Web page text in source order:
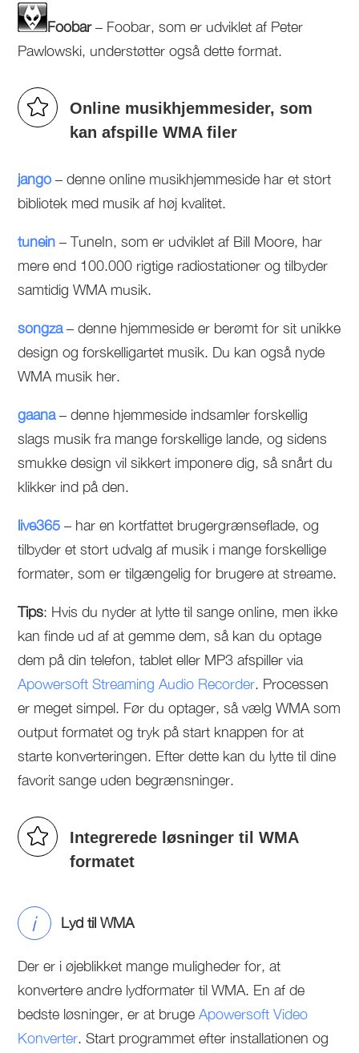
Foobar– Foobar, som er udviklet af Peter
Pawlowski, understøtter også dette format.
Online musikhjemmesider, som
kan afspille WMA filer
jango – denne online musikhjemmeside har et stort
bibliotek med musik af høj kvalitet.
tunein– TuneIn, som er udviklet af Bill Moore, har
mere end 100.000 rigtige radiostationer og tilbyder
samtidig WMA musik.
songza– denne hjemmeside er berømt for sit unikke
design og forskelligartet musik. Du kan også nyde
WMA musik her.
gaana– denne hjemmeside indsamler forskellig
slags musik fra mange forskellige lande, og sidens
smukke design vil sikkert imponere dig, så snårt du
klikker ind på den.
live365 – har en kortfattet brugergrænseflade, og
tilbyder et stort udvalg af musik i mange forskellige
formater, som er tilgængelig for brugere at streame.
Tips: Hvis du nyder at lytte til sange online, men ikke
kan finde ud af at gemme dem, så kan du optage
dem på din telefon, tablet eller MP3 afspiller via
Apowersoft Streaming Audio Recorder. Processen
er meget simpel. Før du optager, så vælg WMA som
output formatet og tryk på start knappen for at
starte konverteringen. Efter dette kan du lytte til dine
favorit sange uden begrænsninger.
Integrerede løsninger til WMA
formatet
i Lyd til WMA
Der er i øjeblikket mange muligheder for, at
konvertere andre lydformater til WMA. En af de
bedste løsninger, er at brugeApowersoft Video
Konverter. Start programmet efter installationen og